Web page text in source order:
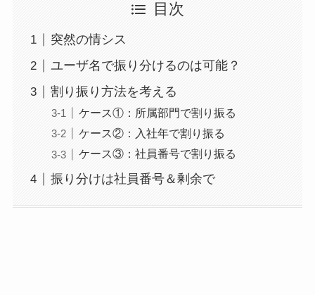
目次
突然の情シス
ユーザ名で振り分けるのは可能？
割り振り方法を考える
ケース①：所属部門で割り振る
ケース②：入社年で割り振る
ケース③：社員番号で割り振る
振り分けは社員番号＆剰余で